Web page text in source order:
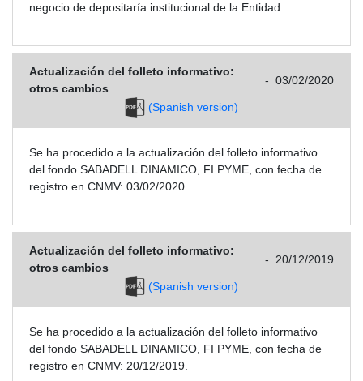
negocio de depositaría institucional de la Entidad.
Actualización del folleto informativo:
otros cambios
- 03/02/2020
(Spanish version)
Se ha procedido a la actualización del folleto informativo
del fondo SABADELL DINAMICO, FI PYME, con fecha de
registro en CNMV: 03/02/2020.
Actualización del folleto informativo:
otros cambios
- 20/12/2019
(Spanish version)
Se ha procedido a la actualización del folleto informativo
del fondo SABADELL DINAMICO, FI PYME, con fecha de
registro en CNMV: 20/12/2019.